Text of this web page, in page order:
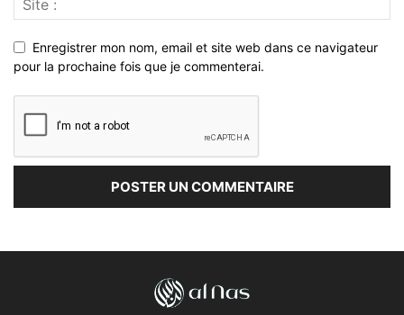
Enregistrer mon nom, email et site web dans ce navigateur
pour la prochaine fois que je commenterai.